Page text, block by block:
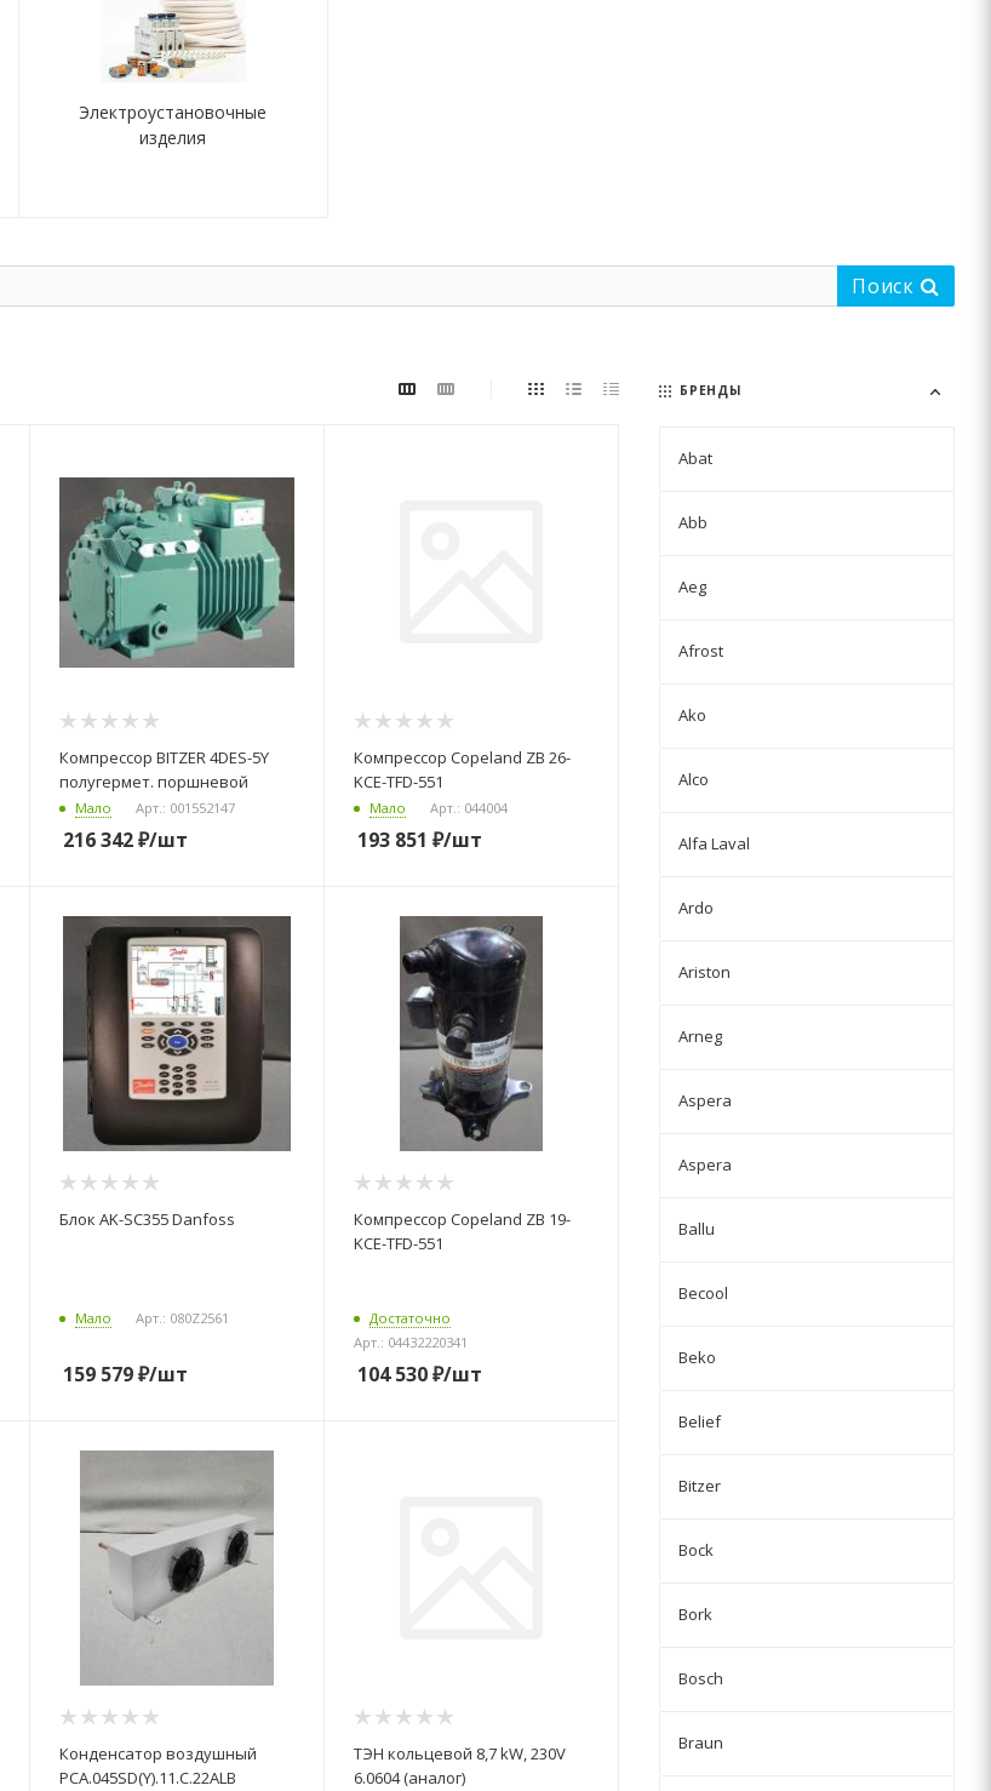
Электроустановочные
изделия
Поиск
Компрессор BITZER 4DES-5Y
полугермет. поршневой
Мало Арт.: 001552147
216 342₽/шт
Компрессор Copeland ZB 26-
KCE-TFD-551
Мало Арт.: 044004
193 851 ₽/шт
Блок AK-SC355 Danfoss
Мало Арт.: 080Z2561
159 579₽/шт
Компрессор Copeland ZB 19-
KCE-TFD-551
Достаточно
Арт.: 04432220341
104 530₽/шт
Конденсатор воздушный
PCA.045SD(Y).11.C.22ALB
ТЭН кольцевой 8,7 kW, 230V
6.0604 (аналог)
БРЕНДЫ
Abat
Abb
Aeg
Afrost
Ako
Alco
Alfa Laval
Ardo
Ariston
Arneg
Aspera
Aspera
Ballu
Becool
Beko
Belief
Bitzer
Bock
Bork
Bosch
Braun